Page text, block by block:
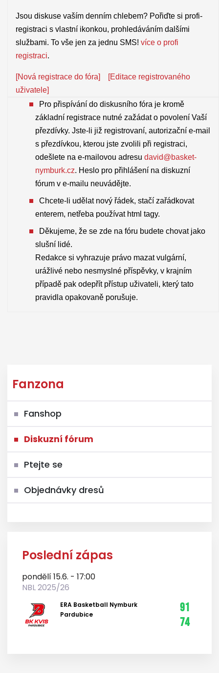
Jsou diskuse vaším denním chlebem? Pořiďte si profi-
registraci s vlastní ikonkou, prohledáváním dalšími
službami. To vše jen za jednu SMS! více o profi
registraci.
[Nová registrace do fóra]
[Editace registrovaného
uživatele]
Pro přispívání do diskusního fóra je kromě
základní registrace nutné zažádat o povolení Vaší
přezdívky. Jste-li již registrovaní, autorizační e-mail
s přezdívkou, kterou jste zvolili při registraci,
odešlete na e-mailovou adresu david@basket-
nymburk.cz. Heslo pro přihlášení na diskuzní
fórum v e-mailu neuvádějte.
Chcete-li udělat nový řádek, stačí zařádkovat
enterem, netřeba používat html tagy.
Děkujeme, že se zde na fóru budete chovat jako
slušní lidé.
Redakce si vyhrazuje právo mazat vulgární,
urážlivé nebo nesmyslné příspěvky, v krajním
případě pak odepřít přístup uživateli, který tato
pravidla opakovaně porušuje.
Fanzona
Fanshop
Diskuzní fórum
Ptejte se
Objednávky dresů
Poslední zápas
pondělí 15.6. - 17:00
NBL 2025/26
ERA Basketball Nymburk
Pardubice
91
74